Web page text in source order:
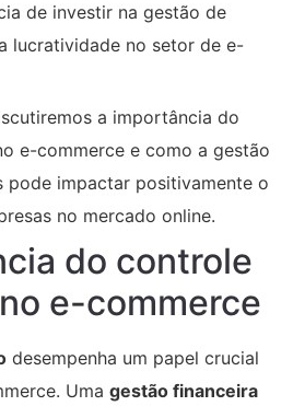
de investir na gestão de
lucratividade no setor de e-
a importância do
e-commerce e como a gestão
pode impactar positivamente o
no mercado online.
do controle
e-commerce
desempenha um papel crucial
Uma gestão financeira